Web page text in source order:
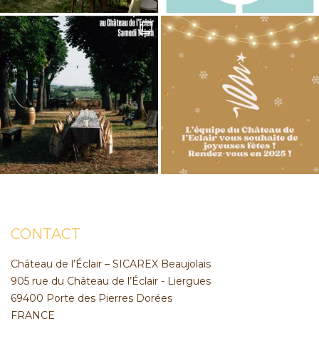
CONTACT
Château de l’Éclair – SICAREX Beaujolais
905 rue du Château de l’Éclair - Liergues
69400 Porte des Pierres Dorées
FRANCE